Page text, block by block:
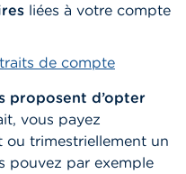
liées à votre compte
de compte
proposent d’opter
vous payez
ou trimestriellement un
pouvez par exemple